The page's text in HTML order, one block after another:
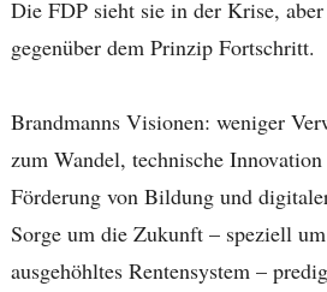
Die FDP sieht sie in der Krise,
gegenüber dem Prinzip Fortschritt.
Brandmanns Visionen: weniger
zum Wandel, technische
Förderung von Bildung und
Sorge um die Zukunft – speziell
ausgehöhltes Rentensystem –